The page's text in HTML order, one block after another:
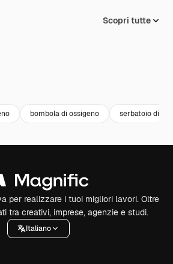
Scopri tutte
bombola di ossigeno serbatoio di
per realizzare i tuoi migliori lavori. Oltre
tra creativi, imprese, agenzie e studi.
Italiano